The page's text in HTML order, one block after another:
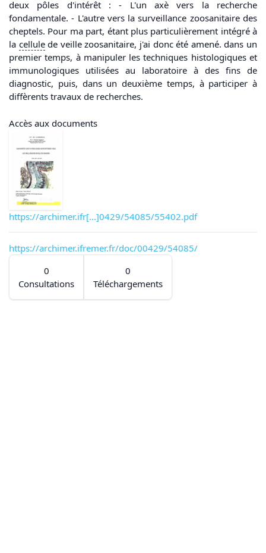
deux pôles d'intérêt : - L'un axè vers la recherche
fondamentale. - L'autre vers la surveillance zoosanitaire des
cheptels. Pour ma part, étant plus particulièrement intégré à
la cellulede veille zoosanitaire, j'ai donc été amené. dans un
premier temps, à manipuler les techniques histologiques et
immunologiques utilisées au laboratoire à des fins de
diagnostic, puis, dans un deuxième temps, à participer à
diffèrents travaux de recherches.
Accès aux documents
https://archimer.ifr[...]0429/54085/55402.pdf
https://archimer.ifremer.fr/doc/00429/54085/
0
Consultations
0
Téléchargements